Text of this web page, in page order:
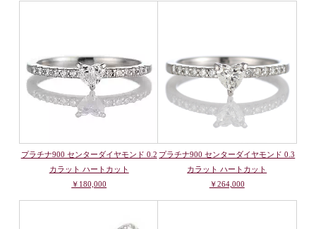
プラチナ900 センターダイヤモンド 0.2
カラット ハートカット
￥180,000
プラチナ900 センターダイヤモンド 0.3
カラット ハートカット
￥264,000